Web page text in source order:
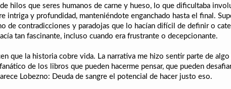
hilos que seres humanos de carne y hueso, lo que dificultaba
y profundidad, manteniéndote enganchado hasta el final.
de contradicciones y paradojas que lo hacían difícil de definir o
tan fascinante, incluso cuando era frustrante o decepcionante.
que la historia cobre vida. La narrativa me hizo sentir parte de algo
de los libros que pueden hacerme pensar, que pueden
Lobezno: Deuda de sangre el potencial de hacer justo eso.